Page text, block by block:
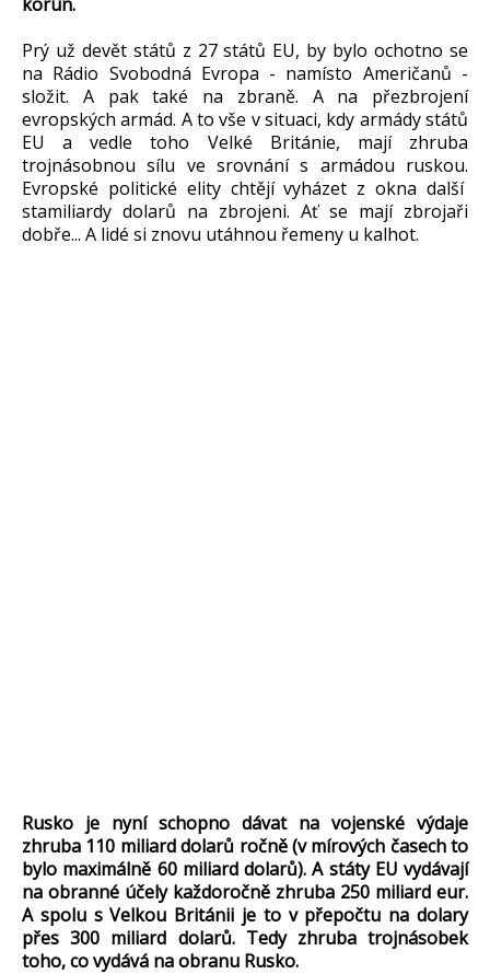
Prý už devět států z 27 států EU, by bylo ochotno se
na Rádio Svobodná Evropa - namísto Američanů -
složit. A pak také na zbraně. A na přezbrojení
evropských armád. A to vše v situaci, kdy armády států
EU a vedle toho Velké Británie, mají zhruba
trojnásobnou sílu ve srovnání s armádou ruskou.
Evropské politické elity chtějí vyházet z okna další
stamiliardy dolarů na zbrojeni. Ať se mají zbrojaři
dobře... A lidé si znovu utáhnou řemeny u kalhot.
Rusko je nyní schopno dávat na vojenské výdaje
zhruba 110 miliard dolarů ročně (v mírových časech to
bylo maximálně 60 miliard dolarů). A státy EU vydávají
na obranné účely každoročně zhruba 250 miliard eur.
A spolu s Velkou Británii je to v přepočtu na dolary
přes 300 miliard dolarů. Tedy zhruba trojnásobek
toho, co vydává na obranu Rusko.